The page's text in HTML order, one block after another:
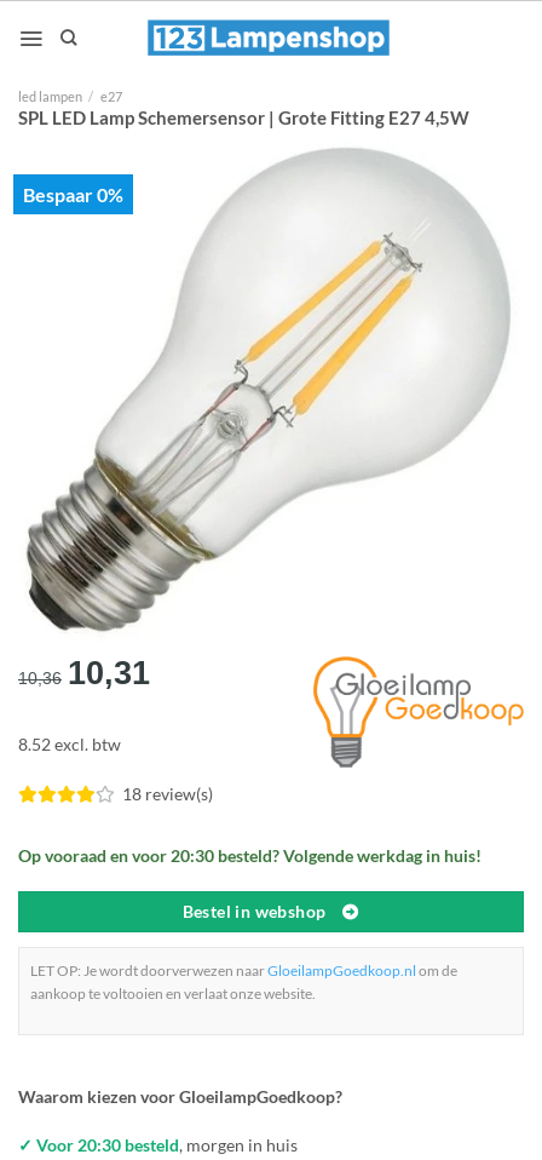
naar
led lampen / e27
SPL LED Lamp Schemersensor | Grote Fitting E27 4,5W
Bespaar 0%
10,36 Oorspronkelijke
prijs
was:
10,31Huidige
8.52 excl. btw
18 review(s)
Op vooraad en voor 20:30 besteld? Volgende werkdag in huis!
Bestel in webshop
LET OP: Je wordt doorverwezen naarGloeilampGoedkoop.nl om de
aankoop te voltooien en verlaat onze website.
Waarom kiezen voor GloeilampGoedkoop?
✓ Voor 20:30 besteld, morgen in huis